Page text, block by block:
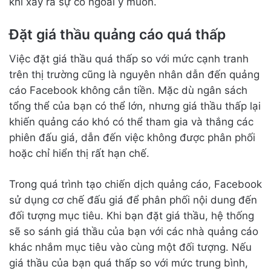
Đặt giá thầu quảng cáo quá thấp
Việc đặt giá thầu quá thấp so với mức cạnh tranh
trên thị trường cũng là nguyên nhân dẫn đến quảng
cáo Facebook không cắn tiền. Mặc dù ngân sách
tổng thể của bạn có thể lớn, nhưng giá thầu thấp lại
khiến quảng cáo khó có thể tham gia và thắng các
phiên đấu giá, dẫn đến việc không được phân phối
hoặc chỉ hiển thị rất hạn chế.
Trong quá trình tạo chiến dịch quảng cáo, Facebook
sử dụng cơ chế đấu giá để phân phối nội dung đến
đối tượng mục tiêu. Khi bạn đặt giá thầu, hệ thống
sẽ so sánh giá thầu của bạn với các nhà quảng cáo
khác nhắm mục tiêu vào cùng một đối tượng. Nếu
giá thầu của bạn quá thấp so với mức trung bình,